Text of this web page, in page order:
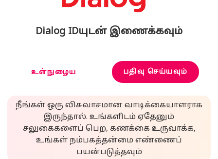
Dialog IDயுடன் இணைக்கவும்
உள்நுழைய பதிவு செய்யவும்
நீங்கள் ஒரு விசுவாசமான வாடிக்கையாளராக
இருந்தால். உங்களிடம் ஏதேனும்
சலுகைகளைப் பெற, கணக்கை உருவாக்க,
உங்கள் நம்பகத்தன்மை எண்ணைப்
பயன்படுத்தவும்